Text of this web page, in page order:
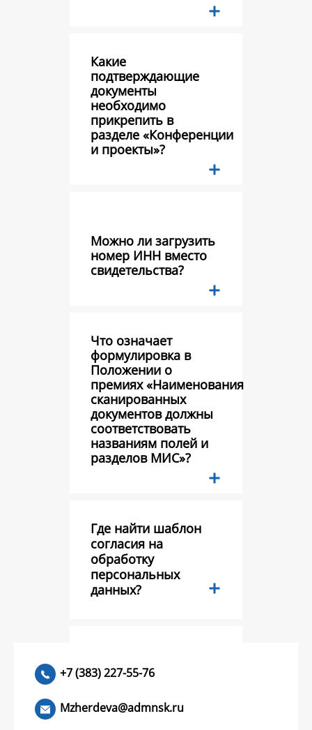
Какие
подтверждающие
документы
необходимо
прикрепить в
разделе «Конференции
и проекты»?
Можно ли загрузить
номер ИНН вместо
свидетельства?
Что означает
формулировка в
Положении о
премиях «Наименования
сканированных
документов должны
соответствовать
названиям полей и
разделов МИС»?
Где найти шаблон
согласия на
обработку
персональных
данных?
+7 (383) 227-55-76
Mzherdeva@admnsk.ru